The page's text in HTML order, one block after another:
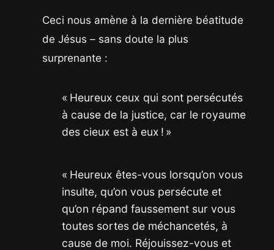
Ceci nous amène à la dernière béatitude
de Jésus – sans doute la plus
surprenante :
« Heureux ceux qui sont persécutés
à cause de la justice, car le royaume
des cieux est à eux ! »
« Heureux êtes-vous lorsqu’on vous
insulte, qu’on vous persécute et
qu’on répand faussement sur vous
toutes sortes de méchancetés, à
cause de moi. Réjouissez-vous et